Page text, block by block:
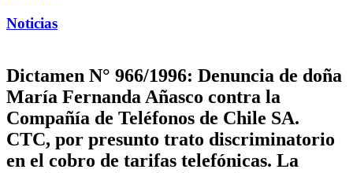
Noticias
Dictamen N° 966/1996: Denuncia de doña
María Fernanda Añasco contra la
Compañía de Teléfonos de Chile SA.
CTC, por presunto trato discriminatorio
en el cobro de tarifas telefónicas. La